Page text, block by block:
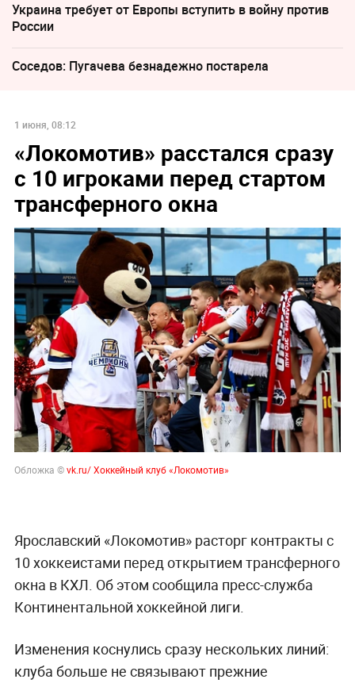
Украина требует от Европы вступить в войну против
России
Соседов: Пугачева безнадежно постарела
1 июня, 08:12
«Локомотив» расстался сразу
с 10 игроками перед стартом
трансферного окна
Обложка ©vk.ru/ Хоккейный клуб «Локомотив»
Ярославский «Локомотив» расторг контракты с
10 хоккеистами перед открытием трансферного
окна в КХЛ. Об этом сообщила пресс-служба
Континентальной хоккейной лиги.
Изменения коснулись сразу нескольких линий:
клуба больше не связывают прежние